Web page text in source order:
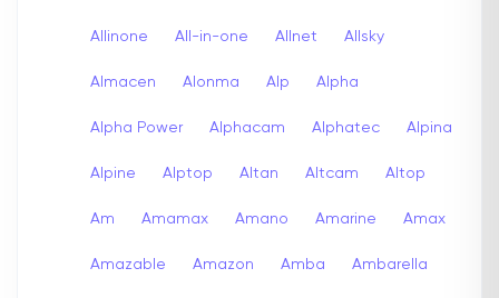
Allinone All-in-one Allnet Allsky
Almacen Alonma Alp Alpha
Alpha Power Alphacam Alphatec Alpina
Alpine Alptop Altan Altcam Altop
Am Amamax Amano Amarine Amax
Amazable Amazon Amba Ambarella